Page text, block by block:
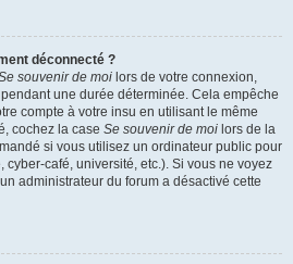
déconnecté ?
souvenir de moi lors de votre connexion,
une durée déterminée. Cela empêche
compte à votre insu en utilisant le même
cochez la case Se souvenir de moi lors de la
si vous utilisez un ordinateur public pour
café, université, etc.). Si vous ne voyez
administrateur du forum a désactivé cette